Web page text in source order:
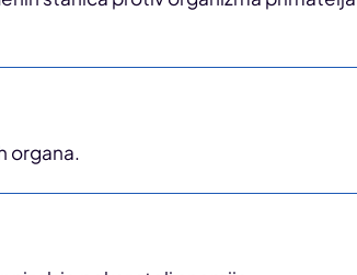
organa.